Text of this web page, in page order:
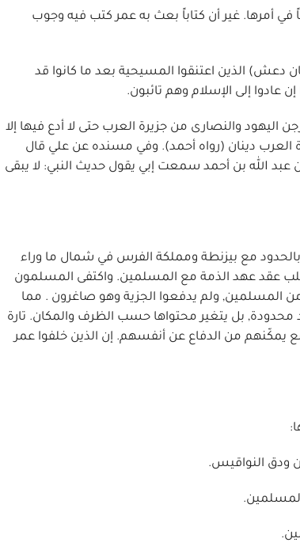
أمرها. غير أن كتاباً بعث به عمر كتب فيه وجوب
دعش) الذين اعتنقوا المسيحية بعد ما كانوا قد
عادوا إلى الإسلام وهم تائبون.
اليهود والنصارى من جزيرة العرب حتى لا أدع فيها إلا
العرب دينان (رواه أحمد). وفي مسنده عن علي قال
عبد الله بن أحمد سمعت إبي يقول حديث النبي: لا يبقى
مع بيزنطة ومملكة الفرس في شمال ما وراء
عقد عهد الذمة مع المسلمين. واكتفى المسلمون
من المسلمين, ولم يدفعوا الجزية وهو صاغرون . مما
بل يتغير محتواها حسب الظرف والمكان. تارة
يمكّنهم من الدفاع عن أنفسهم. إن الذين خلفوا عمر